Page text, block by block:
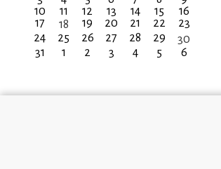
10
11 12 13 14 15
16
17
18 19 20 21 22
23
24
25 26 27 28 29
30
31
1 2 3 4 5 6